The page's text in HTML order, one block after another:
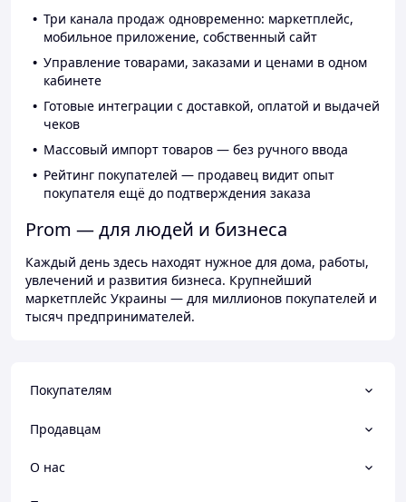
Три канала продаж одновременно: маркетплейс,
мобильное приложение, собственный сайт
Управление товарами, заказами и ценами в одном
кабинете
Готовые интеграции с доставкой, оплатой и выдачей
чеков
Массовый импорт товаров — без ручного ввода
Рейтинг покупателей — продавец видит опыт
покупателя ещё до подтверждения заказа
Prom — для людей и бизнеса
Каждый день здесь находят нужное для дома, работы,
увлечений и развития бизнеса. Крупнейший
маркетплейс Украины — для миллионов покупателей и
тысяч предпринимателей.
Покупателям
Продавцам
О нас